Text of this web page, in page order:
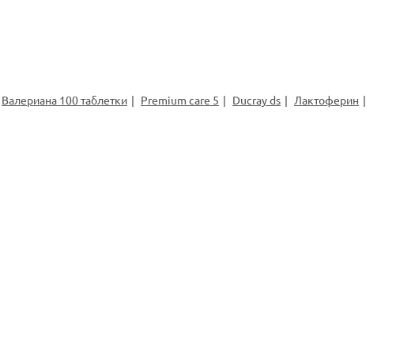
Валериана 100 таблетки Premium care 5 Ducray ds
Лактоферин